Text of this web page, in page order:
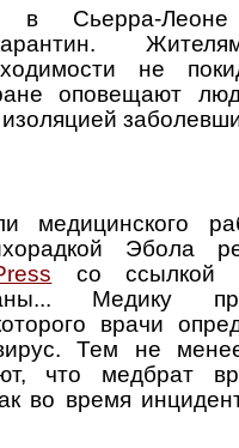
в Сьерра-
не
оповещают
медицинского
Эбола
со ссылкой
Медику
врачи
Тем не
что медбрат
во время